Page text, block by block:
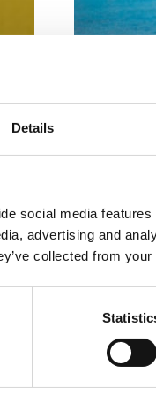
Details
social media
advertising and
collected from